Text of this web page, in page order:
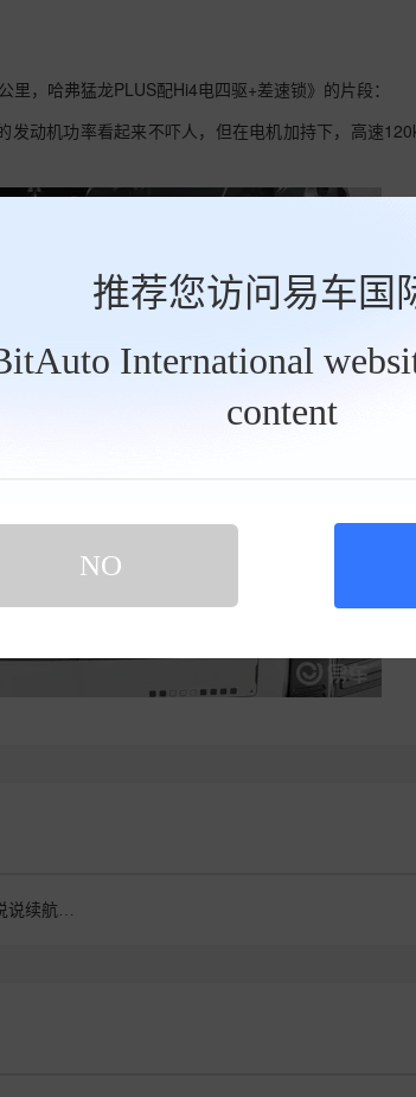
推荐您访问易车国
International
content
NO
里，哈弗猛龙PLUS配Hi4电四驱+差速锁》的片段：
发动机功率看起来不吓人，但在电机加持下，高速
哈弗猛龙PLUS再来说说续航这块